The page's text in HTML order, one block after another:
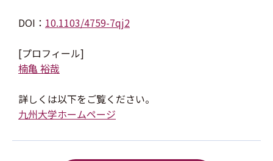
DOI： 10.1103/4759-7qj2
[プロフィール]
楠亀 裕哉
詳しくは以下をご覧ください。
九州大学ホームページ